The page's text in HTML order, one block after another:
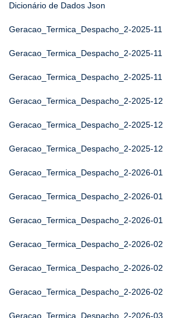
Dicionário de Dados Json
Geracao_Termica_Despacho_2-2025-11
Geracao_Termica_Despacho_2-2025-11
Geracao_Termica_Despacho_2-2025-11
Geracao_Termica_Despacho_2-2025-12
Geracao_Termica_Despacho_2-2025-12
Geracao_Termica_Despacho_2-2025-12
Geracao_Termica_Despacho_2-2026-01
Geracao_Termica_Despacho_2-2026-01
Geracao_Termica_Despacho_2-2026-01
Geracao_Termica_Despacho_2-2026-02
Geracao_Termica_Despacho_2-2026-02
Geracao_Termica_Despacho_2-2026-02
Geracao_Termica_Despacho_2-2026-03